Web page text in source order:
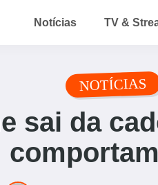
Notícias TV &
NOTÍCIAS
sai da